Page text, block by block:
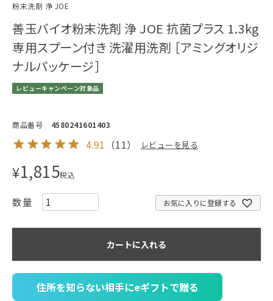
粉末洗剤 浄 JOE
善玉バイオ粉末洗剤 浄 JOE 抗菌プラス 1.3kg
専用スプーン付き 洗濯用洗剤 ［アミングオリジ
ナルパッケージ］
レビューキャンペーン対象品
商品番号 4580241601403
4.91 （11） レビューを見る
¥1,815税込
お気に入りに登録する
カートに入れる
住所を知らない相手にeギフトで贈る